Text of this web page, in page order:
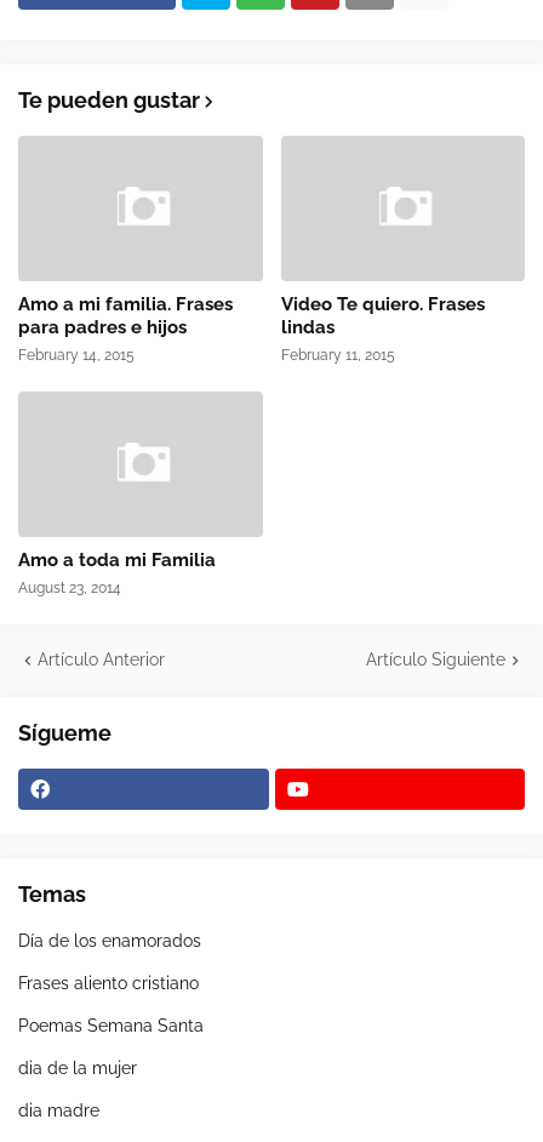
Te pueden gustar
Amo a mi familia. Frases
para padres e hijos
February 14, 2015
Video Te quiero. Frases
lindas
February 11, 2015
Amo a toda mi Familia
August 23, 2014
Artículo Anterior Artículo Siguiente
Sígueme
Temas
Día de los enamorados
Frases aliento cristiano
Poemas Semana Santa
dia de la mujer
dia madre